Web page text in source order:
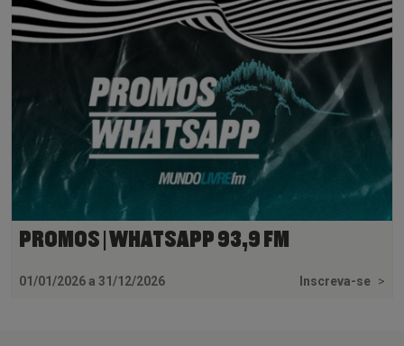
PROMOS | WHATSAPP 93,9 FM
01/01/2026 a 31/12/2026 Inscreva-se >